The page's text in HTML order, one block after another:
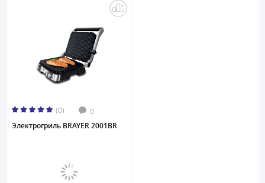
(0) 0
Электрогриль BRAYER 2001BR